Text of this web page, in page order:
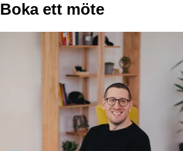
Boka ett möte